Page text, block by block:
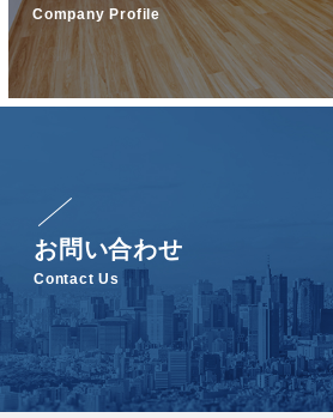
Company Profile
お問い合わせ
Contact Us